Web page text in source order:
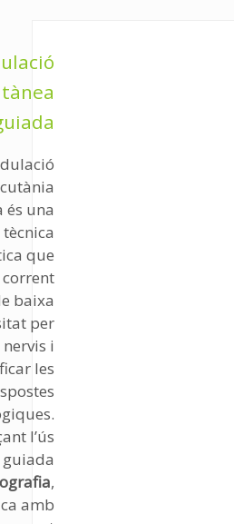
és una
que
baixa
per
i
les
l’ús
guiada
,
amb